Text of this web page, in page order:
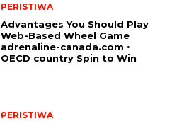
PERISTIWA
Advantages You Should Play
Web-Based Wheel Game
adrenaline-canada.com ◦
OECD country Spin to Win
PERISTIWA